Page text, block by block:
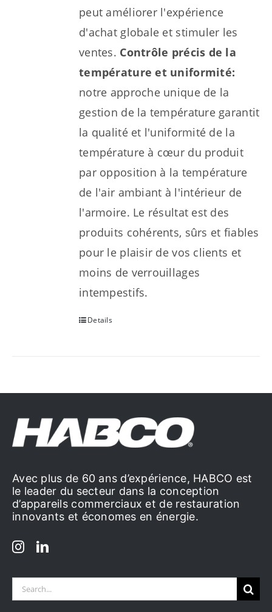
peut améliorer l'expérience
d'achat globale et stimuler les
ventes. Contrôle précis de la
température et uniformité:
notre approche unique de la
gestion de la température garantit
la qualité et l'uniformité de la
température à cœur du produit
par opposition à la température
de l'air ambiant à l'intérieur de
l'armoire. Le résultat est des
produits cohérents, sûrs et fiables
pour le plaisir de vos clients et
moins de verrouillages
intempestifs.
Details
Avec plus de 60 ans d’expérience, HABCO est
le leader du secteur dans la conception
d’appareils commerciaux et de restauration
innovants et économes en énergie.
Search